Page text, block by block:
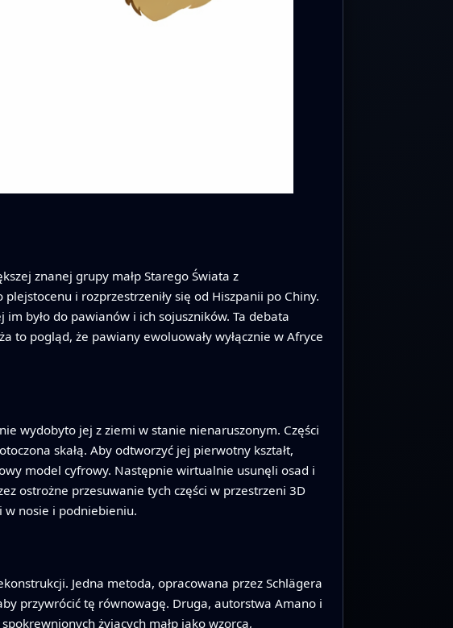
znanej grupy małp Starego Świata z
i rozprzestrzeniły się od Hiszpanii po Chiny.
było do pawianów i ich sojuszników. Ta debata
to pogląd, że pawiany ewoluowały wyłącznie w Afryce
wydobyto jej z ziemi w stanie nienaruszonym. Części
skałą. Aby odtworzyć jej pierwotny kształt,
model cyfrowy. Następnie wirtualnie usunęli osad i
ostrożne przesuwanie tych części w przestrzeni 3D
w nosie i podniebieniu.
Jedna metoda, opracowana przez Schlägera
przywrócić tę równowagę. Druga, autorstwa Amano i
żyjących małp jako wzorca,